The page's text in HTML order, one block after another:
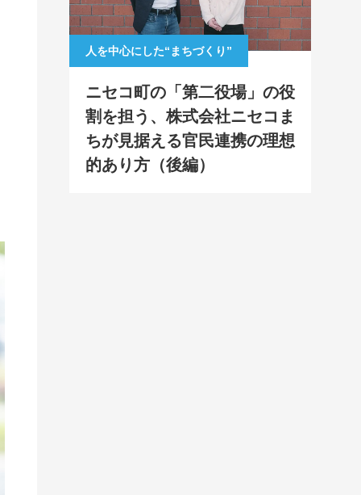
人を中心にした“まちづくり”
ニセコ町の「第二役場」の役
割を担う、株式会社ニセコま
ちが見据える官民連携の理想
的あり方（後編）